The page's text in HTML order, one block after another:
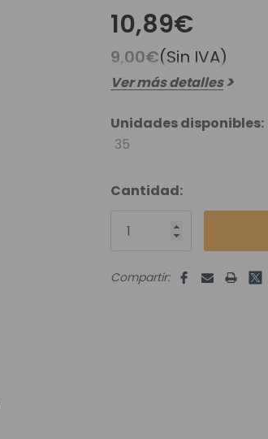
Envíos Y Devoluciones
10,89€
9,00€(Sin IVA)
Ver más detalles
Unidades disponibles:
35
Cantidad:
Compartir: